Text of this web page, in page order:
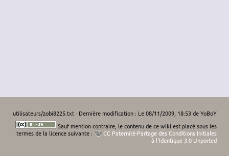
utilisateurs/zobi8225.txt· Dernière modification : Le 08/11/2009, 18:53 deYoBoY
Sauf mention contraire, le contenu de ce wiki est placé sous les
termes de la licence suivante :
CC Paternité-Partage des Conditions Initiales
à l'Identique 3.0 Unported